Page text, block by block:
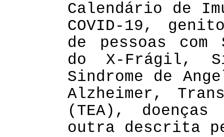
Calendário de
COVID-19,
de pessoas com
do X-Frágil,
Sindrome de
Alzheimer,
(TEA),
outra descrita